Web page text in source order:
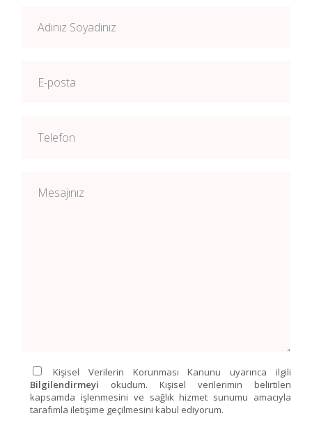
Kişisel Verilerin Korunması Kanunu uyarınca ilgili
Bilgilendirmeyi okudum. Kişisel verilerimin belirtilen
kapsamda işlenmesini ve sağlık hizmet sunumu amacıyla
tarafımla iletişime geçilmesini kabul ediyorum.